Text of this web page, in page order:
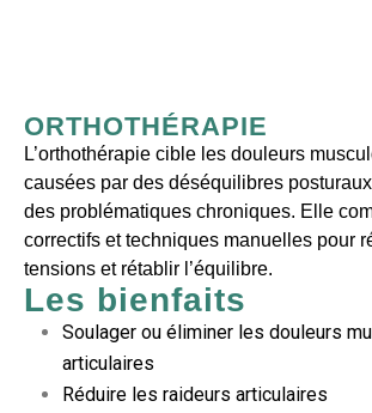
ORTHOTHÉRAPIE
L’orthothérapie cible les douleurs
causées par des déséquilibres
des problématiques chroniques. Elle
correctifs et techniques manuelles pour
tensions et rétablir l’équilibre.
Les bienfaits
Soulager ou éliminer les douleurs
articulaires
Réduire les raideurs articulaires